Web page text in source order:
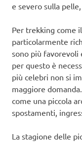
e severo sulla
Per trekking come
particolarmente
sono più favorevoli
per questo è
più celebri non si
maggiore
come una piccola
spostamenti,
La stagione delle